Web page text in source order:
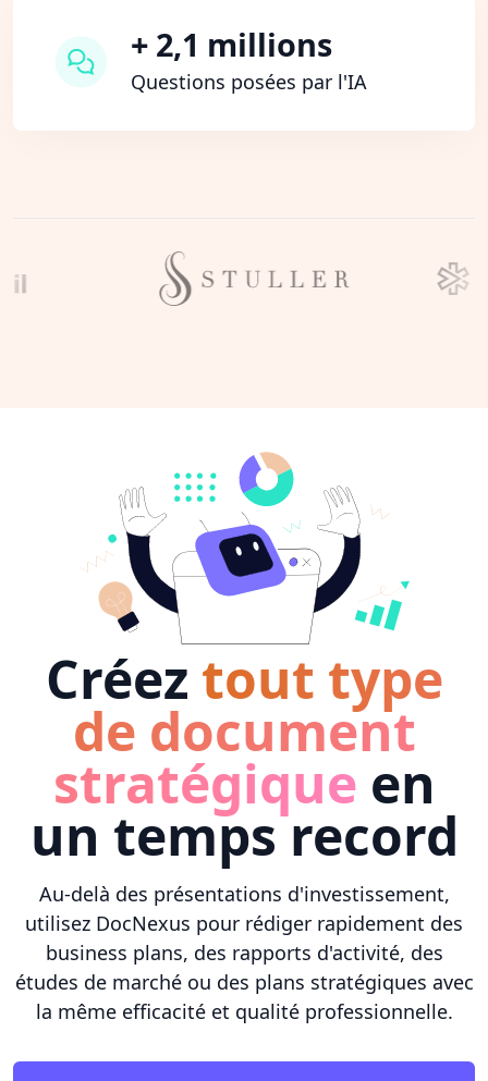
+ 2,1 millions
Questions posées par l'IA
Créez tout type
de document
stratégique en
un temps record
Au-delà des présentations d'investissement,
utilisez DocNexus pour rédiger rapidement des
business plans, des rapports d'activité, des
études de marché ou des plans stratégiques avec
la même efficacité et qualité professionnelle.